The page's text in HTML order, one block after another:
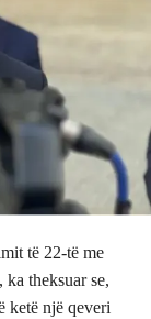
të 22-të me
theksuar se,
ketë një qeveri